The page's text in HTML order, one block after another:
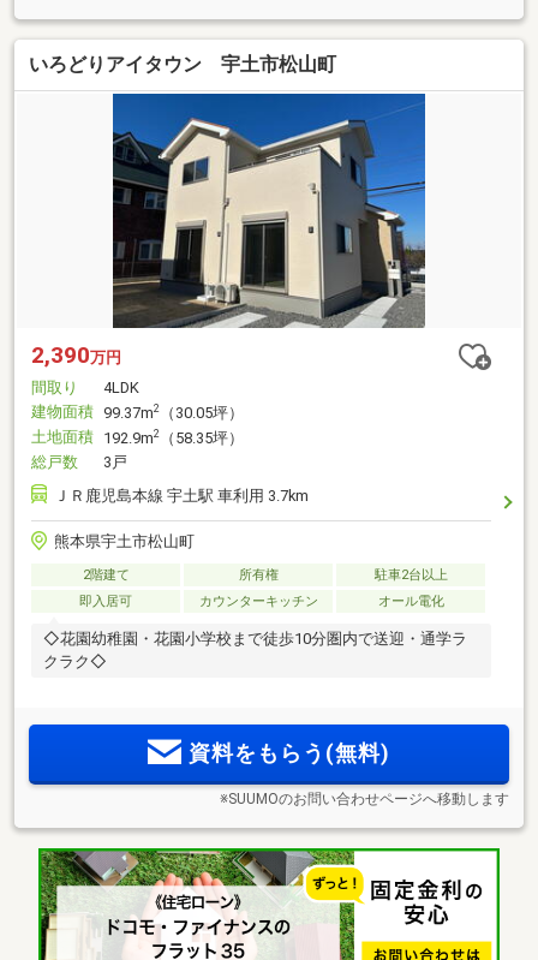
いろどりアイタウン 宇土市松山町
2,390万円
間取り
4LDK
建物面積 99.37m2
（30.05坪）
土地面積 192.9m2
（58.35坪）
総戸数
3戸
ＪＲ鹿児島本線 宇土駅 車利用 3.7km
熊本県宇土市松山町
2階建て 所有権
駐車2台以上
即入居可
カウンターキッチン オール電化
◇花園幼稚園・花園小学校まで徒歩10分圏内で送迎・通学ラ
クラク◇
資料をもらう(無料)
※SUUMOのお問い合わせページへ移動します